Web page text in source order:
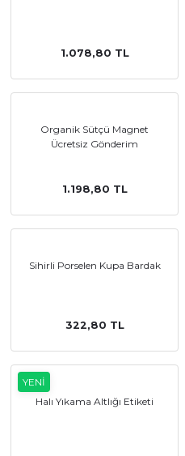
1.078,80 TL
Organik Sütçü Magnet
Ücretsiz Gönderim
1.198,80 TL
Sihirli Porselen Kupa Bardak
322,80 TL
YENİ
Halı Yıkama Altlığı Etiketi